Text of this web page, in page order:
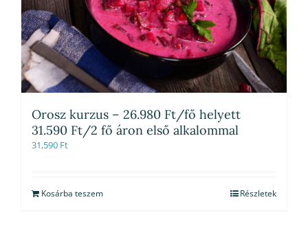
Orosz kurzus – 26.980 Ft/fő helyett
31.590 Ft/2 fő áron első alkalommal
31,590 Ft
Kosárba teszem Részletek